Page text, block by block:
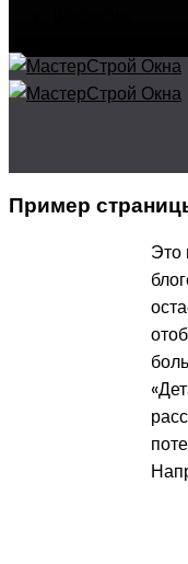
Пример
Это